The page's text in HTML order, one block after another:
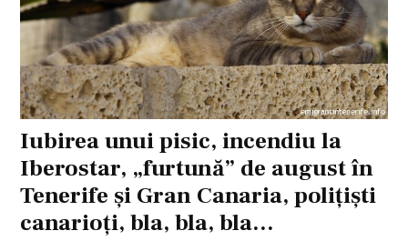
Iubirea unui pisic, incendiu la
Iberostar, „furtună” de august în
Tenerife şi Gran Canaria, poliţişti
canarioţi, bla, bla, bla…